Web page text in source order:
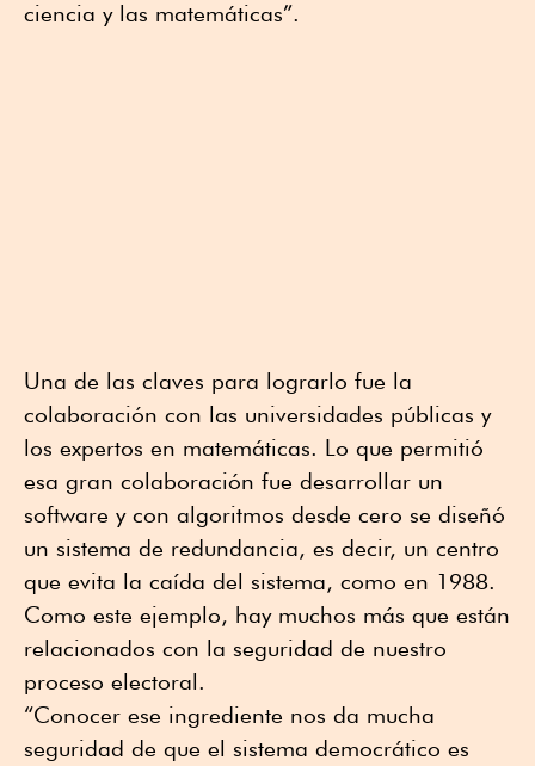
ciencia y las matemáticas”.
Una de las claves para lograrlo fue la
colaboración con las universidades públicas y
los expertos en matemáticas. Lo que permitió
esa gran colaboración fue desarrollar un
software y con algoritmos desde cero se diseñó
un sistema de redundancia, es decir, un centro
que evita la caída del sistema, como en 1988.
Como este ejemplo, hay muchos más que están
relacionados con la seguridad de nuestro
proceso electoral.
“Conocer ese ingrediente nos da mucha
seguridad de que el sistema democrático es